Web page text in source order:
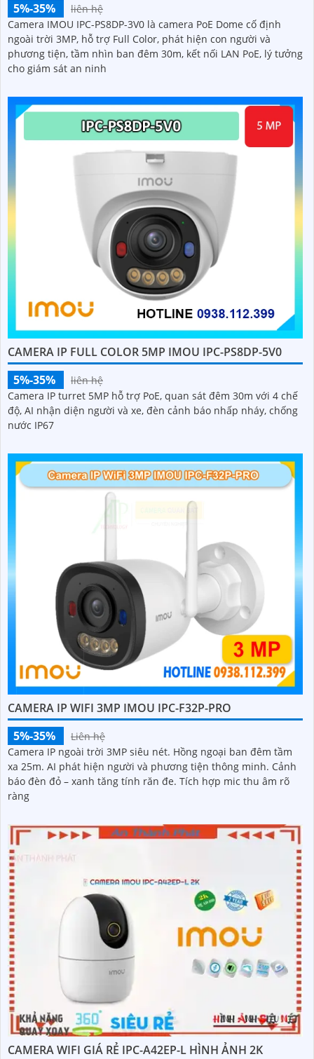
5%-35%
liên hệ
Camera IMOU IPC-PS8DP-3V0 là camera PoE Dome cố định
ngoài trời 3MP, hỗ trợ Full Color, phát hiện con người và
phương tiện, tầm nhìn ban đêm 30m, kết nối LAN PoE, lý tưởng
cho giám sát an ninh
CAMERA IP FULL COLOR 5MP IMOU IPC-PS8DP-5V0
5%-35%
liên hệ
Camera IP turret 5MP hỗ trợ PoE, quan sát đêm 30m với 4 chế
độ, AI nhận diện người và xe, đèn cảnh báo nhấp nháy, chống
nước IP67
CAMERA IP WIFI 3MP IMOU IPC-F32P-PRO
5%-35%
Liên hệ
Camera IP ngoài trời 3MP siêu nét. Hồng ngoại ban đêm tầm
xa 25m. AI phát hiện người và phương tiện thông minh. Cảnh
báo đèn đỏ – xanh tăng tính răn đe. Tích hợp mic thu âm rõ
ràng
CAMERA WIFI GIÁ RẺ IPC-A42EP-L HÌNH ẢNH 2K